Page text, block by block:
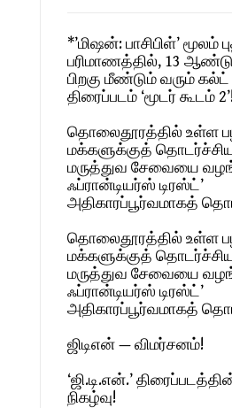
*’மிஷன்: பாசிபிள்’ மூலம்
பரிமாணத்தில், 13
பிறகு மீண்டும் வரும் கல்ட்
திரைப்படம் ‘மூடர் கூடம்
தொலைதூரத்தில் உள்ள
மக்களுக்குத்
மருத்துவ சேவையை
ஃப்ரான்டியர்ஸ் டிரஸ்ட்’
அதிகாரப்பூர்வமாகத்
தொலைதூரத்தில் உள்ள
மக்களுக்குத்
மருத்துவ சேவையை
ஃப்ரான்டியர்ஸ் டிரஸ்ட்’
அதிகாரப்பூர்வமாகத்
ஜிடிஎன் — விமர்சனம்!
‘ஜி.டி.என்.’
நிகழ்வு!